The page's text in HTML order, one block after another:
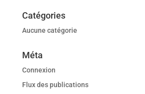
Catégories
Aucune catégorie
Méta
Connexion
Flux des publications